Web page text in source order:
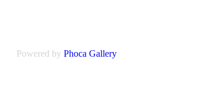
Powered by Phoca Gallery